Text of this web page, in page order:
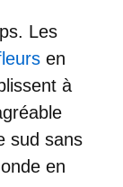
Les
en
à
sud sans
en